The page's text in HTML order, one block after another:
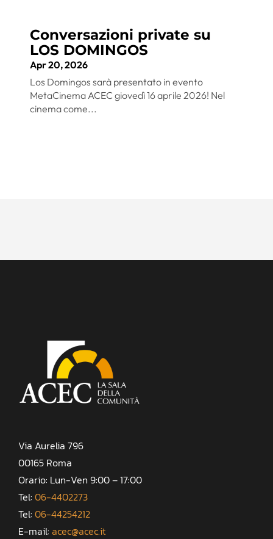
Conversazioni private su
LOS DOMINGOS
Apr 20, 2026
Los Domingos sarà presentato in evento
MetaCinema ACEC giovedì 16 aprile 2026! Nel
cinema come...
Via Aurelia 796
00165 Roma
Orario: Lun-Ven 9:00 – 17:00
Tel: 06-4402273
Tel: 06-44254212
E-mail: acec@acec.it